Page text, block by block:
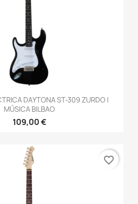
DAYTONA ST-309 ZURDO |
MÚSICA BILBAO
109,00 €
favorite_border